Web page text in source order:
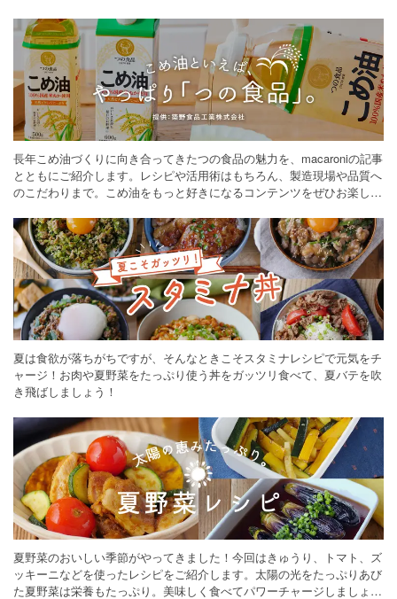
長年こめ油づくりに向き合ってきたつの食品の魅力を、macaroniの記事
とともにご紹介します。レシピや活用術はもちろん、製造現場や品質へ
のこだわりまで。こめ油をもっと好きになるコンテンツをぜひお楽しみ
夏は食欲が落ちがちですが、そんなときこそスタミナレシピで元気をチ
ャージ！お肉や夏野菜をたっぷり使う丼をガッツリ食べて、夏バテを吹
き飛ばしましょう！
夏野菜のおいしい季節がやってきました！今回はきゅうり、トマト、ズ
ッキーニなどを使ったレシピをご紹介します。太陽の光をたっぷりあび
た夏野菜は栄養もたっぷり。美味しく食べてパワーチャージしましょう